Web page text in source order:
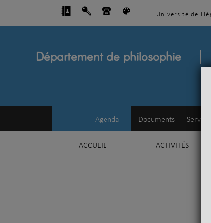
Université de
Département de philosophie
Agenda Documents Service
ACCUEIL ACTIVITÉS